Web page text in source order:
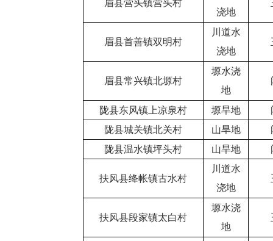
眉县营头镇营头村
浇地
眉县首善镇双明村
川道水
浇地
眉县常兴镇北塬村
塬水浇
地
陇县东风镇上凉泉村 塬旱地
陇县城关镇北关村
山旱地
陇县温水镇坪头村
山旱地
扶风县绛帐镇古水村
川道水
浇地
扶风县段家镇太白村
塬水浇
地